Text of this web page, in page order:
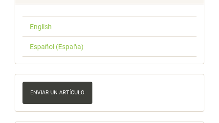
English
Español (España)
Enviar
un
artículo
ENVIAR UN ARTÍCULO